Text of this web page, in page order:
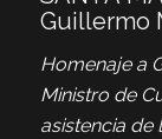
Guillermo
Homenaje a
Ministro de
asistencia de